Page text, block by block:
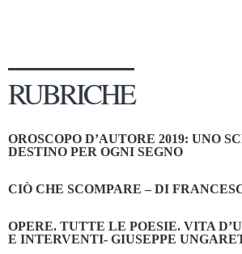
Tabù Festival 2014
A Tutto Volume
Marketing
RUBRICHE
OROSCOPO D’AUTORE 2019: UNO
DESTINO PER OGNI SEGNO
CIÒ CHE SCOMPARE – DI
OPERE. TUTTE LE POESIE. VITA
E INTERVENTI- GIUSEPPE